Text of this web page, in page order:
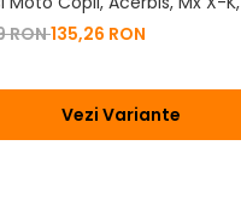
RON135,26 RON
Vezi Variante